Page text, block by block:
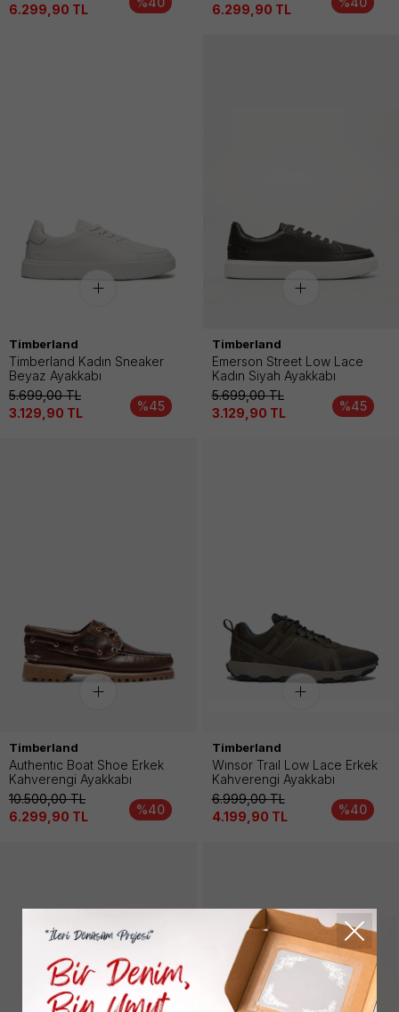
6.299,90 TL
6.299,90 TL
Timberland
Timberland Kadın Sneaker
Beyaz Ayakkabı
5.699,00TL
3.129,90 TL %45
Timberland
Emerson Street Low Lace
Kadın Siyah Ayakkabı
5.699,00TL
3.129,90 TL %45
Timberland
Authentıc Boat Shoe Erkek
Kahverengi Ayakkabı
10.500,00TL
6.299,90 TL %40
Timberland
Wınsor Traıl Low Lace Erkek
Kahverengi Ayakkabı
6.999,00TL
4.199,90 TL %40